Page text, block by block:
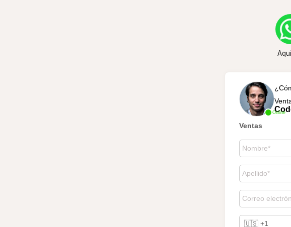
Online
Ventas